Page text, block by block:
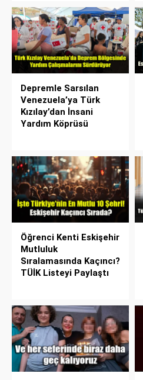
Depremle Sarsılan
Venezuela’ya Türk
Kızılay’dan İnsani
Yardım Köprüsü
Öğrenci Kenti Eskişehir
Mutluluk
Sıralamasında Kaçıncı?
TÜİK Listeyi Paylaştı